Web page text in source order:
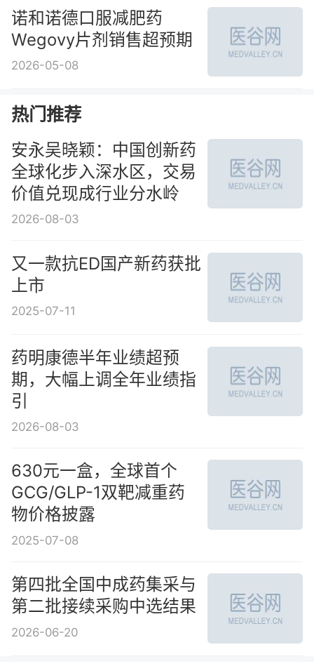
诺和诺德口服减肥药
Wegovy片剂销售超预期
2026-05-08
热门推荐
安永吴晓颖：中国创新药
全球化步入深水区，交易
价值兑现成行业分水岭
2026-08-03
又一款抗ED国产新药获批
上市
2025-07-11
药明康德半年业绩超预
期，大幅上调全年业绩指
引
2026-08-03
630元一盒，全球首个
GCG/GLP-1双靶减重药
物价格披露
2025-07-08
第四批全国中成药集采与
第二批接续采购中选结果
2026-06-20